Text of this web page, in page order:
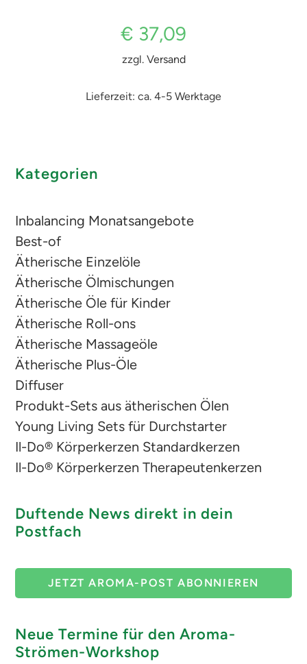
€ 37,09
zzgl. Versand
Lieferzeit: ca. 4-5 Werktage
Kategorien
Inbalancing Monatsangebote
Best-of
Ätherische Einzelöle
Ätherische Ölmischungen
Ätherische Öle für Kinder
Ätherische Roll-ons
Ätherische Massageöle
Ätherische Plus-Öle
Diffuser
Produkt-Sets aus ätherischen Ölen
Young Living Sets für Durchstarter
Il-Do® Körperkerzen Standardkerzen
Il-Do® Körperkerzen Therapeutenkerzen
Duftende News direkt in dein
Postfach
JETZT AROMA-POST ABONNIEREN
Neue Termine für den Aroma-
Strömen-Workshop